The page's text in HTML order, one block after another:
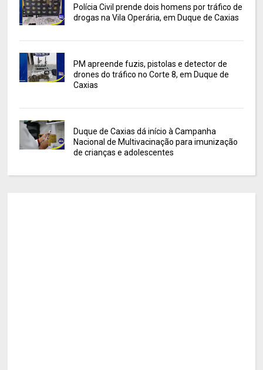
Polícia Civil prende dois homens por tráfico de
drogas na Vila Operária, em Duque de Caxias
PM apreende fuzis, pistolas e detector de
drones do tráfico no Corte 8, em Duque de
Caxias
Duque de Caxias dá início à Campanha
Nacional de Multivacinação para imunização
de crianças e adolescentes